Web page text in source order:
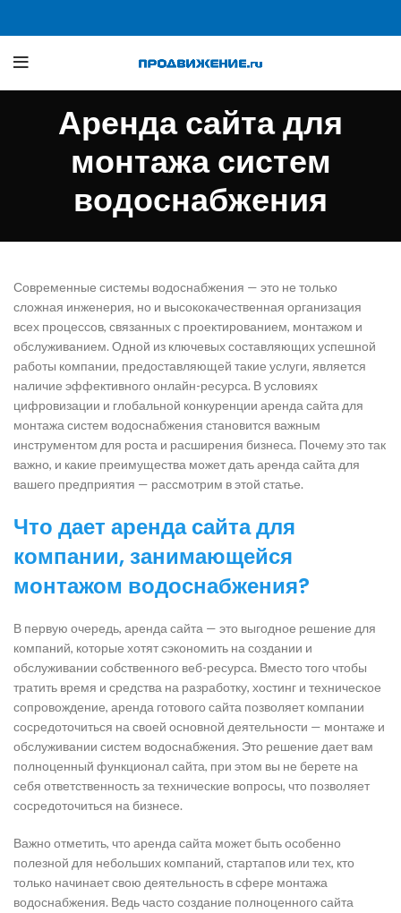
Аренда сайта для
монтажа систем
водоснабжения
Современные системы водоснабжения — это не только
сложная инженерия, но и высококачественная организация
всех процессов, связанных с проектированием, монтажом и
обслуживанием. Одной из ключевых составляющих успешной
работы компании, предоставляющей такие услуги, является
наличие эффективного онлайн-ресурса. В условиях
цифровизации и глобальной конкуренции аренда сайта для
монтажа систем водоснабжения становится важным
инструментом для роста и расширения бизнеса. Почему это так
важно, и какие преимущества может дать аренда сайта для
вашего предприятия — рассмотрим в этой статье.
Что дает аренда сайта для
компании, занимающейся
монтажом водоснабжения?
В первую очередь, аренда сайта — это выгодное решение для
компаний, которые хотят сэкономить на создании и
обслуживании собственного веб-ресурса. Вместо того чтобы
тратить время и средства на разработку, хостинг и техническое
сопровождение, аренда готового сайта позволяет компании
сосредоточиться на своей основной деятельности — монтаже и
обслуживании систем водоснабжения. Это решение дает вам
полноценный функционал сайта, при этом вы не берете на
себя ответственность за технические вопросы, что позволяет
сосредоточиться на бизнесе.
Важно отметить, что аренда сайта может быть особенно
полезной для небольших компаний, стартапов или тех, кто
только начинает свою деятельность в сфере монтажа
водоснабжения. Ведь часто создание полноценного сайта